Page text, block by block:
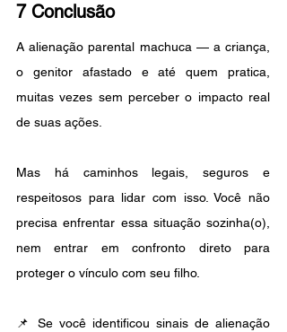
7 Conclusão
A alienação parental machuca — a criança,
o genitor afastado e até quem pratica,
muitas vezes sem perceber o impacto real
de suas ações.
Mas há caminhos legais, seguros e
respeitosos para lidar com isso. Você não
precisa enfrentar essa situação sozinha(o),
nem entrar em confronto direto para
proteger o vínculo com seu filho.
📌 Se você identificou sinais de alienação